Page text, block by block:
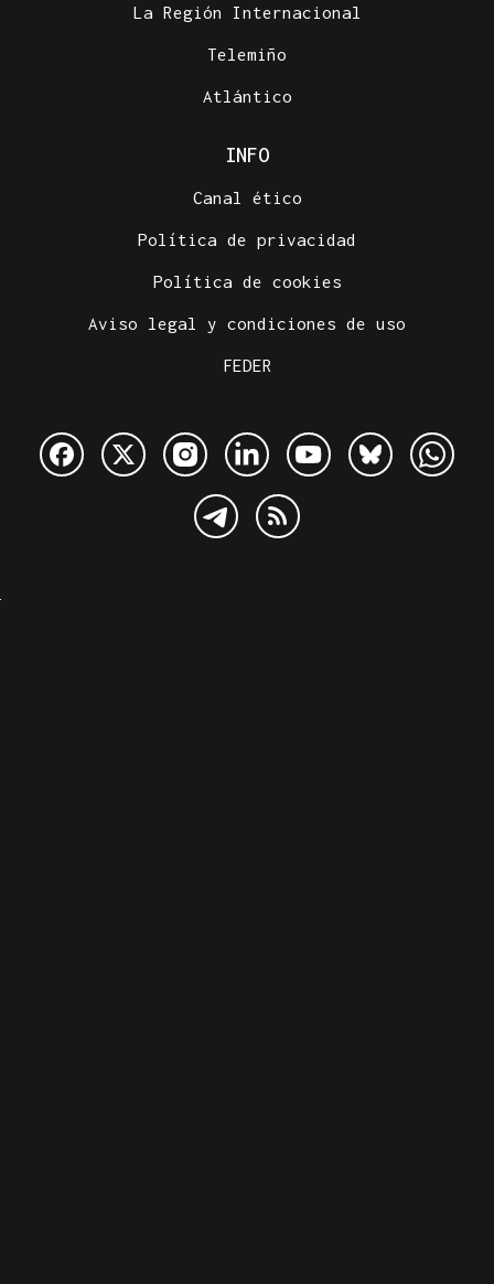
La Región Internacional
Telemiño
Atlántico
INFO
Canal ético
Política de privacidad
Política de cookies
Aviso legal y condiciones de uso
FEDER